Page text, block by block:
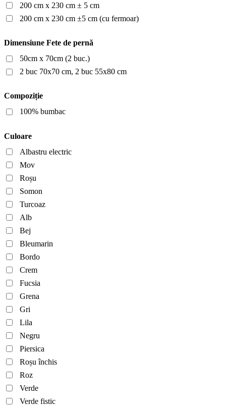
200 cm x 230 cm ± 5 cm
200 cm x 230 cm ±5 cm (cu fermoar)
Dimensiune Fete de pernă
50cm x 70cm (2 buc.)
2 buc 70x70 cm, 2 buc 55x80 cm
Compoziție
100% bumbac
Culoare
Albastru electric
Mov
Roșu
Somon
Turcoaz
Alb
Bej
Bleumarin
Bordo
Crem
Fucsia
Grena
Gri
Lila
Negru
Piersica
Roșu închis
Roz
Verde
Verde fistic